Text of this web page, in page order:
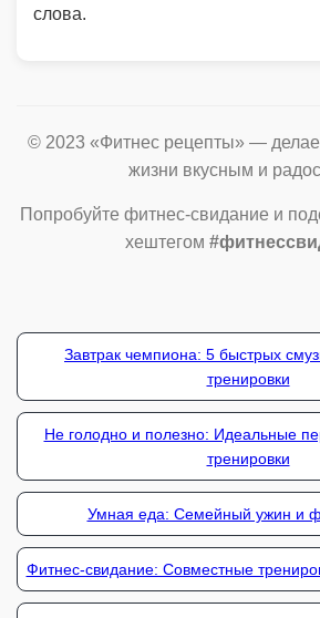
слова.
© 2023 «Фитнес рецепты» —
жизни вкусным и
Попробуйте фитнес-свидание и
хештегом
Завтрак чемпиона: 5 быстрых
тренировки
Не голодно и полезно: Идеальные
тренировки
Умная еда: Семейный ужин и
Фитнес-свидание: Совместные